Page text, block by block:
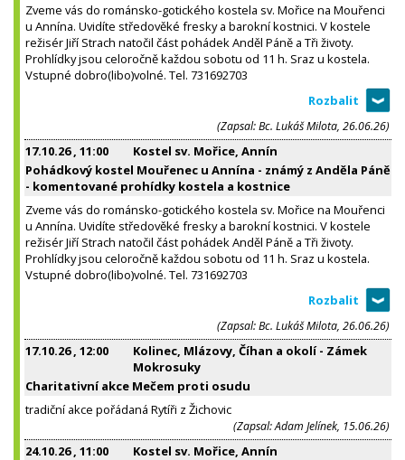
Zveme vás do románsko-gotického kostela sv. Mořice na Mouřenci
u Annína. Uvidíte středověké fresky a barokní kostnici. V kostele
režisér Jiří Strach natočil část pohádek Anděl Páně a Tři životy.
Prohlídky jsou celoročně každou sobotu od 11 h. Sraz u kostela.
Vstupné dobro(libo)volné. Tel. 731692703
(Zapsal: Bc. Lukáš Milota, 26.06.26)
17.10.26, 11:00
Kostel sv. Mořice, Annín
Pohádkový kostel Mouřenec u Annína - známý z Anděla Páně
- komentované prohídky kostela a kostnice
Zveme vás do románsko-gotického kostela sv. Mořice na Mouřenci
u Annína. Uvidíte středověké fresky a barokní kostnici. V kostele
režisér Jiří Strach natočil část pohádek Anděl Páně a Tři životy.
Prohlídky jsou celoročně každou sobotu od 11 h. Sraz u kostela.
Vstupné dobro(libo)volné. Tel. 731692703
(Zapsal: Bc. Lukáš Milota, 26.06.26)
17.10.26, 12:00
Kolinec, Mlázovy, Číhan a okolí - Zámek
Mokrosuky
Charitativní akce Mečem proti osudu
tradiční akce pořádaná Rytíři z Žichovic
(Zapsal: Adam Jelínek, 15.06.26)
24.10.26, 11:00
Kostel sv. Mořice, Annín